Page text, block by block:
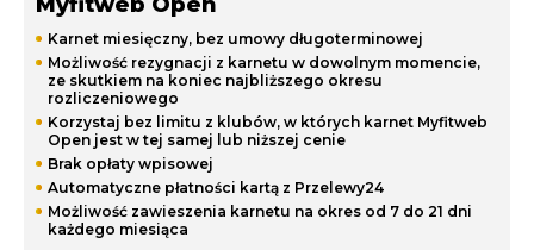
Karnet miesięczny, bez umowy długoterminowej
Możliwość rezygnacji z karnetu w dowolnym momencie,
ze skutkiem na koniec najbliższego okresu
rozliczeniowego
Korzystaj bez limitu z klubów, w których karnet Myfitweb
Open jest w tej samej lub niższej cenie
Brak opłaty wpisowej
Automatyczne płatności kartą z Przelewy24
Możliwość zawieszenia karnetu na okres od 7 do 21 dni
każdego miesiąca